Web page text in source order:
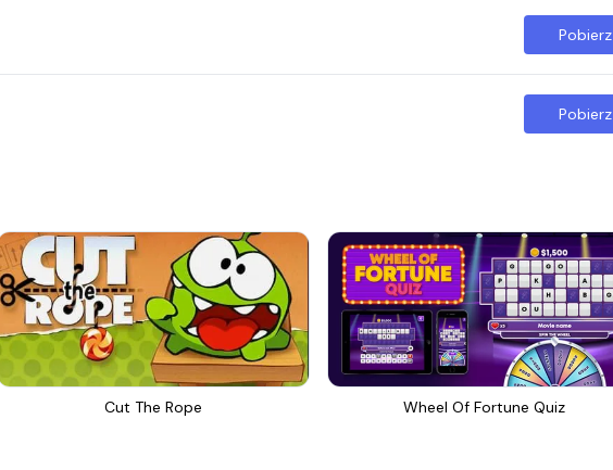
Pobierz
Pobierz
Cut The Rope Wheel Of Fortune Quiz